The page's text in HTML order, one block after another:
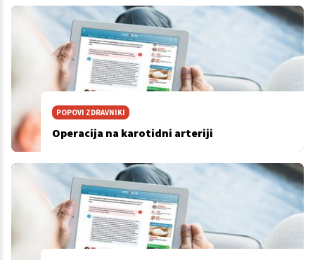
POPOVI ZDRAVNIKI
Operacija na karotidni arteriji